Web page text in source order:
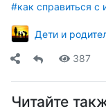
#как справиться с
Дети и
387
Читайте